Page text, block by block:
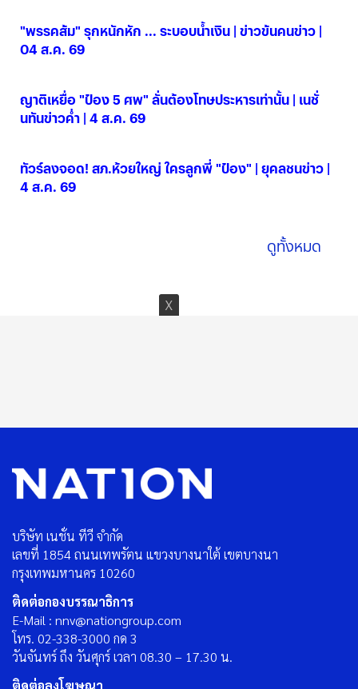
"พรรคส้ม" รุกหนักหัก ... ระบอบน้ำเงิน | ข่าวข้นคนข่าว |
04 ส.ค. 69
ญาติเหยื่อ "ป๋อง 5 ศพ" ลั่นต้องโทษประหารเท่านั้น | เนชั่
นทันข่าวค่ำ | 4 ส.ค. 69
ทัวร์ลงจอด! สภ.ห้วยใหญ่ ใครลูกพี่ "ป๋อง" | ยุคลชนข่าว |
4 ส.ค. 69
ดูทั้งหมด
บริษัท เนชั่น ทีวี จำกัด
เลขที่ 1854 ถนนเทพรัตน แขวงบางนาใต้ เขตบางนา
กรุงเทพมหานคร 10260
ติดต่อกองบรรณาธิการ
E-Mail : nnv@nationgroup.com
โทร. 02-338-3000 กด 3
วันจันทร์ ถึง วันศุกร์ เวลา 08.30 – 17.30 น.
ติดต่อลงโฆษณา